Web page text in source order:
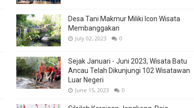
Desa Tani Makmur Miliki Icon Wisata
Membanggakan
July 02, 2023 0
Sejak Januari - Juni 2023, Wisata Batu
Ancau Telah Dikunjungi 102 Wisatawan
Luar Negeri
June 15, 2023 0